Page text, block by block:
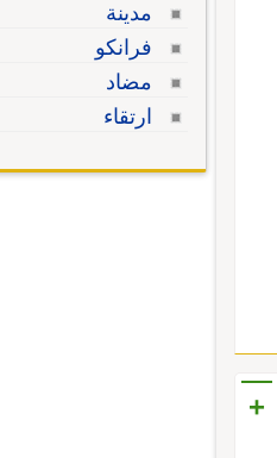
+
مدينة
فرانكو
مضاد
ارتقاء